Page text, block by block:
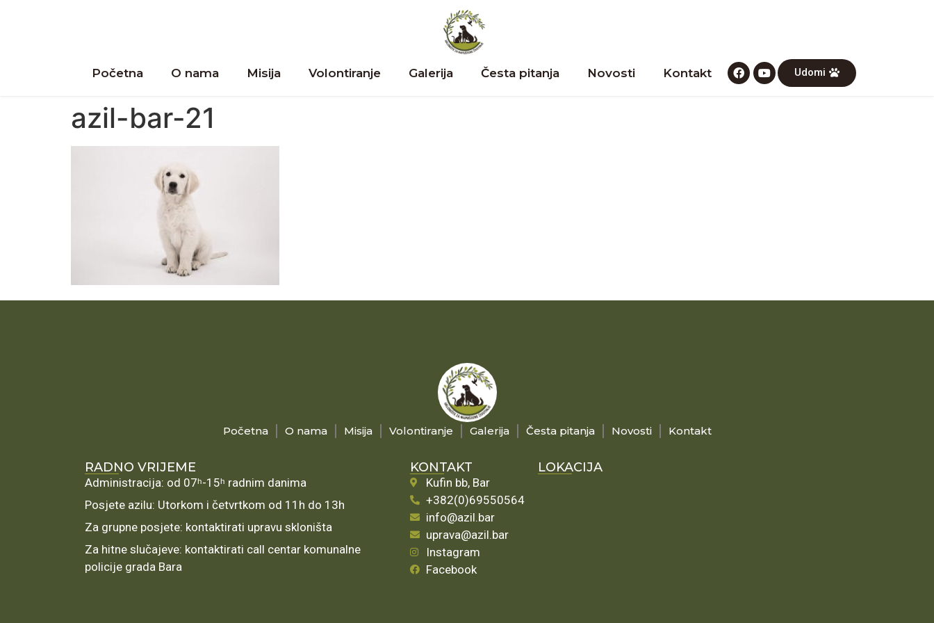
Početna O nama Misija Volontiranje Galerija Česta pitanja Novosti Kontakt Udomi
azil-bar-21
Početna O nama Misija Volontiranje Galerija Česta pitanja Novosti Kontakt
RADNO VRIJEME
Administracija: od 07ʰ-15ʰ radnim danima
Posjete azilu: Utorkom i četvrtkom od 11h do 13h
Za grupne posjete: kontaktirati upravu skloništa
Za hitne slučajeve: kontaktirati call centar komunalne
policije grada Bara
KONTAKT
Kufin bb, Bar
+382(0)69550564
info@azil.bar
uprava@azil.bar
Instagram
Facebook
LOKACIJA